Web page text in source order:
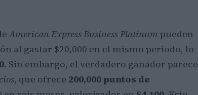
American Express Business Platinum pueden
al gastar $20,000 en el mismo periodo, lo
. Sin embargo, el verdadero ganador parece
, que ofrece 200,000 puntos de